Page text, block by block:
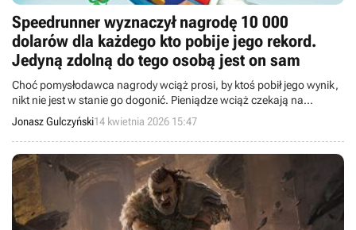
Speedrunner wyznaczył nagrodę 10 000
dolarów dla każdego kto pobije jego rekord.
Jedyną zdolną do tego osobą jest on sam
Choć pomysłodawca nagrody wciąż prosi, by ktoś pobił jego wynik,
nikt nie jest w stanie go dogonić. Pieniądze wciąż czekają na
śmiałka, lecz tych po prostu nie ma.
Jonasz Gulczyński14 kwietnia 2026 15:47